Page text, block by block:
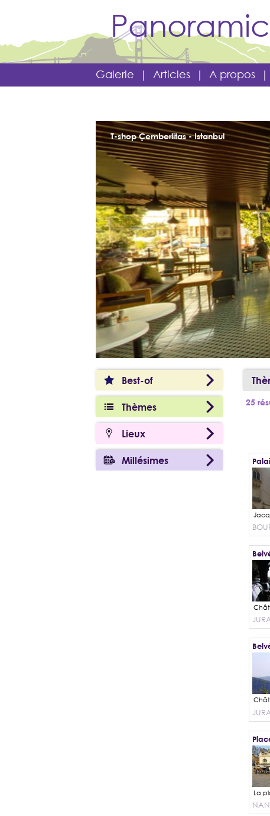
Galerie | Articles | A propos |
Best-of
Thèmes
Lieux
Millésimes
25